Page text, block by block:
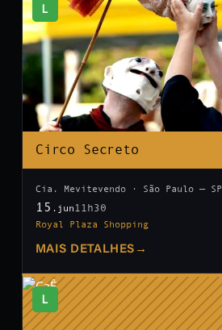
L
Circo Secreto
Cia. Mevitevendo · São Paulo — SP
15 .jun 11h30
Royal Plaza Shopping
MAIS DETALHES →
L